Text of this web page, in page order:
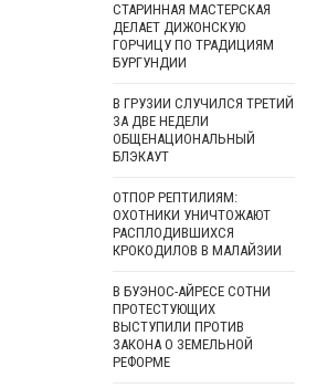
СТАРИННАЯ МАСТЕРСКАЯ
ДЕЛАЕТ ДИЖОНСКУЮ
ГОРЧИЦУ ПО ТРАДИЦИЯМ
БУРГУНДИИ
В ГРУЗИИ СЛУЧИЛСЯ ТРЕТИЙ
ЗА ДВЕ НЕДЕЛИ
ОБЩЕНАЦИОНАЛЬНЫЙ
БЛЭКАУТ
ОТПОР РЕПТИЛИЯМ:
ОХОТНИКИ УНИЧТОЖАЮТ
РАСПЛОДИВШИХСЯ
КРОКОДИЛОВ В МАЛАЙЗИИ
В БУЭНОС-АЙРЕСЕ СОТНИ
ПРОТЕСТУЮЩИХ
ВЫСТУПИЛИ ПРОТИВ
ЗАКОНА О ЗЕМЕЛЬНОЙ
РЕФОРМЕ